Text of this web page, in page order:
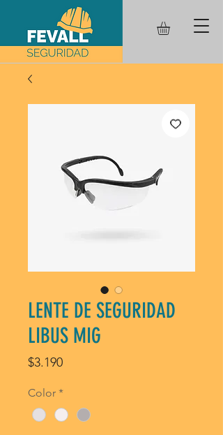
LENTE DE SEGURIDAD
LIBUS MIG
$3.190Price
Color *